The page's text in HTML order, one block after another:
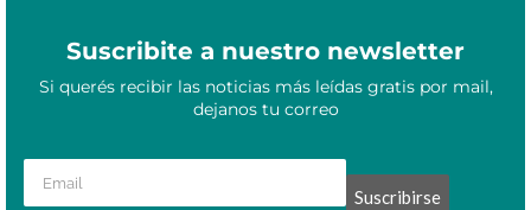
Suscribite a nuestro newsletter
Si querés recibir las noticias más leídas gratis por mail,
dejanos tu correo
Suscribirse